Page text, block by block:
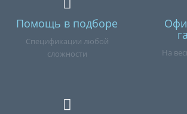
Помощь в подборе
Спецификации любой
сложности
На